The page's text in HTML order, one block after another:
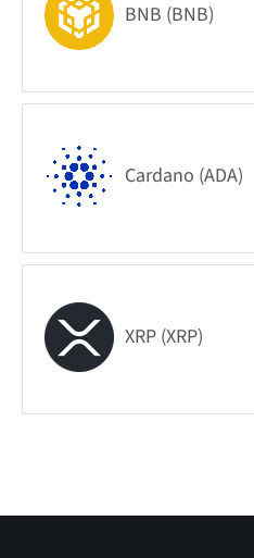
BNB (BNB)
Cardano (ADA)
XRP (XRP)